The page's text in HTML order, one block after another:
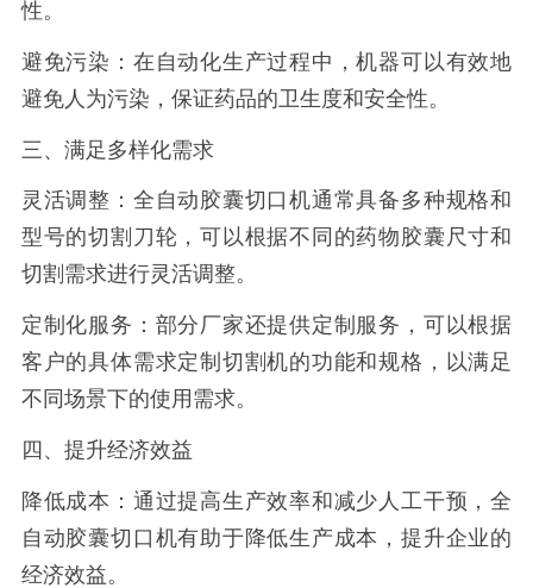
性。
避免污染：在自动化生产过程中，机器可以有效地
避免人为污染，保证药品的卫生度和安全性。
三、满足多样化需求
灵活调整：全自动胶囊切口机通常具备多种规格和
型号的切割刀轮，可以根据不同的药物胶囊尺寸和
切割需求进行灵活调整。
定制化服务：部分厂家还提供定制服务，可以根据
客户的具体需求定制切割机的功能和规格，以满足
不同场景下的使用需求。
四、提升经济效益
降低成本：通过提高生产效率和减少人工干预，全
自动胶囊切口机有助于降低生产成本，提升企业的
经济效益。